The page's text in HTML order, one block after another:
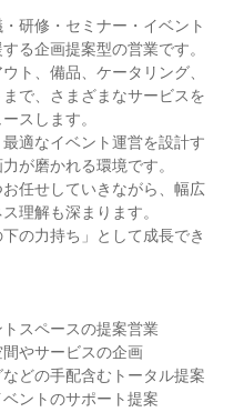
研修・セミナー・イベント
る企画提案型の営業です。
ト、備品、ケータリング、
で、さまざまなサービスを
スします。
適なイベント運営を設計す
が磨かれる環境です。
任せしていきながら、幅広
理解も深まります。
の力持ち」として成長でき
スペースの提案営業
やサービスの企画
どの手配含むトータル提案
ントのサポート提案